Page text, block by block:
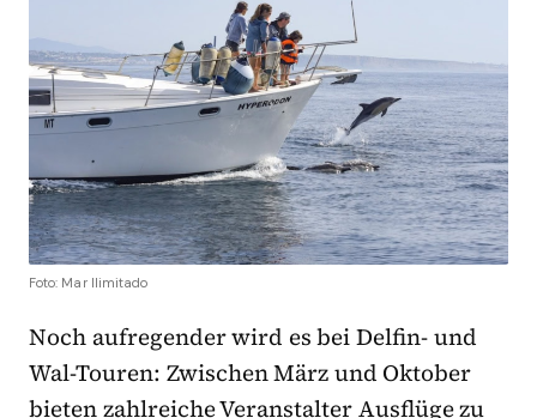
Foto: Mar Ilimitado
Noch aufregender wird es bei Delfin- und
Wal-Touren: Zwischen März und Oktober
bieten zahlreiche Veranstalter Ausflüge zu